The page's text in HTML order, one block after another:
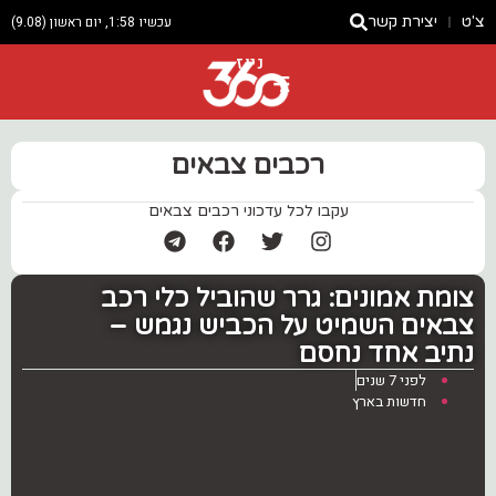
צ'ט יצירת קשר עכשיו 1:58, יום ראשון (9.08)
ניוז
רכבים צבאים
עקבו לכל עדכוני רכבים צבאים
צומת אמונים: גרר שהוביל כלי רכב
צבאים השמיט על הכביש נגמש –
נתיב אחד נחסם
לפני 7 שנים
חדשות בארץ